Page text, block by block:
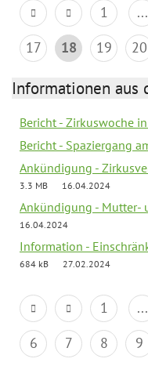
1 ...
17
18 19 20
Informationen aus
Bericht - Zirkuswoche
Bericht - Spaziergang
Ankündigung -
3.3 MB
16.04.2024
Ankündigung - Mutter-
16.04.2024
Information -
684 kB
27.02.2024
1 ...
6
7 8 9